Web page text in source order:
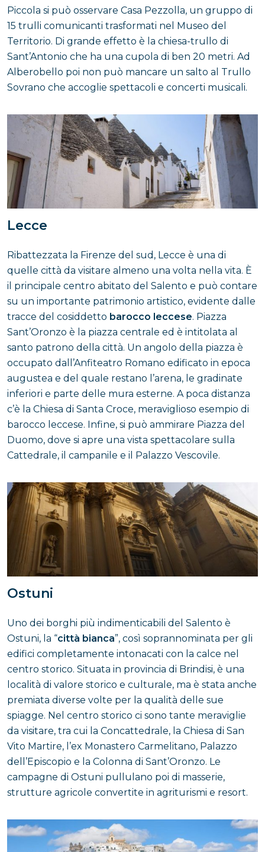
Piccola si può osservare Casa Pezzolla, un gruppo di
15 trulli comunicanti trasformati nel Museo del
Territorio. Di grande effetto è la chiesa-trullo di
Sant’Antonio che ha una cupola di ben 20 metri. Ad
Alberobello poi non può mancare un salto al Trullo
Sovrano che accoglie spettacoli e concerti musicali.
Lecce
Ribattezzata la Firenze del sud, Lecce è una di
quelle città da visitare almeno una volta nella vita. È
il principale centro abitato del Salento e può contare
su un importante patrimonio artistico, evidente dalle
tracce del cosiddetto barocco leccese. Piazza
Sant’Oronzo è la piazza centrale ed è intitolata al
santo patrono della città. Un angolo della piazza è
occupato dall’Anfiteatro Romano edificato in epoca
augustea e del quale restano l’arena, le gradinate
inferiori e parte delle mura esterne. A poca distanza
c’è la Chiesa di Santa Croce, meraviglioso esempio di
barocco leccese. Infine, si può ammirare Piazza del
Duomo, dove si apre una vista spettacolare sulla
Cattedrale, il campanile e il Palazzo Vescovile.
Ostuni
Uno dei borghi più indimenticabili del Salento è
Ostuni, la “città bianca”, così soprannominata per gli
edifici completamente intonacati con la calce nel
centro storico. Situata in provincia di Brindisi, è una
località di valore storico e culturale, ma è stata anche
premiata diverse volte per la qualità delle sue
spiagge. Nel centro storico ci sono tante meraviglie
da visitare, tra cui la Concattedrale, la Chiesa di San
Vito Martire, l’ex Monastero Carmelitano, Palazzo
dell’Episcopio e la Colonna di Sant’Oronzo. Le
campagne di Ostuni pullulano poi di masserie,
strutture agricole convertite in agriturismi e resort.